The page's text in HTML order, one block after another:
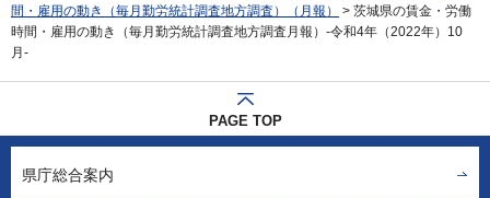
間・雇用の動き（毎月勤労統計調査地方調査）（月報）
> 茨城県の賃金・労働
時間・雇用の動き（毎月勤労統計調査地方調査月報）-令和4年（2022年）10
月-
PAGE TOP
県庁総合案内